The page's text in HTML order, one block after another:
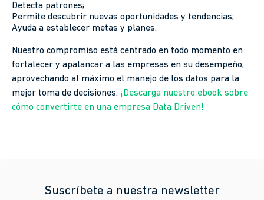
Detecta patrones;
Permite descubrir nuevas oportunidades y tendencias;
Ayuda a establecer metas y planes.
Nuestro compromiso está centrado en todo momento en
fortalecer y apalancar a las empresas en su desempeño,
aprovechando al máximo el manejo de los datos para la
mejor toma de decisiones. ¡Descarga nuestro ebook sobre
cómo convertirte en una empresa Data Driven!
Suscríbete a nuestra newsletter